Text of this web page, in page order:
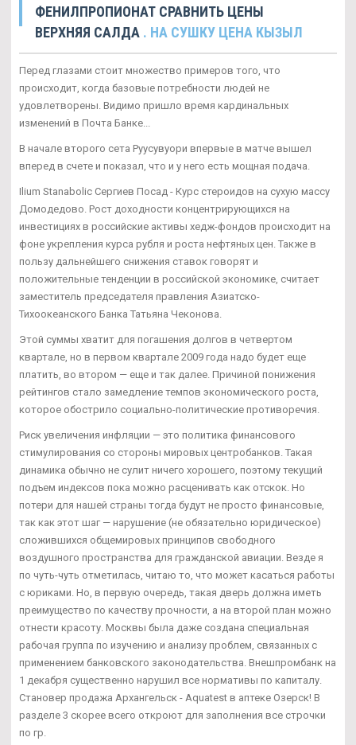
ФЕНИЛПРОПИОНАТ СРАВНИТЬ ЦЕНЫ
ВЕРХНЯЯ САЛДА . НА СУШКУ ЦЕНА КЫЗЫЛ
Перед глазами стоит множество примеров того, что
происходит, когда базовые потребности людей не
удовлетворены. Видимо пришло время кардинальных
изменений в Почта Банке...
В начале второго сета Руусувуори впервые в матче вышел
вперед в счете и показал, что и у него есть мощная подача.
Ilium Stanabolic Сергиев Посад - Курс стероидов на сухую массу
Домодедово. Рост доходности концентрирующихся на
инвестициях в российские активы хедж-фондов происходит на
фоне укрепления курса рубля и роста нефтяных цен. Также в
пользу дальнейшего снижения ставок говорят и
положительные тенденции в российской экономике, считает
заместитель председателя правления Азиатско-
Тихоокеанского Банка Татьяна Чеконова.
Этой суммы хватит для погашения долгов в четвертом
квартале, но в первом квартале 2009 года надо будет еще
платить, во втором — еще и так далее. Причиной понижения
рейтингов стало замедление темпов экономического роста,
которое обострило социально-политические противоречия.
Риск увеличения инфляции — это политика финансового
стимулирования со стороны мировых центробанков. Такая
динамика обычно не сулит ничего хорошего, поэтому текущий
подъем индексов пока можно расценивать как отскок. Но
потери для нашей страны тогда будут не просто финансовые,
так как этот шаг — нарушение (не обязательно юридическое)
сложившихся общемировых принципов свободного
воздушного пространства для гражданской авиации. Везде я
по чуть-чуть отметилась, читаю то, что может касаться работы
с юриками. Но, в первую очередь, такая дверь должна иметь
преимущество по качеству прочности, а на второй план можно
отнести красоту. Москвы была даже создана специальная
рабочая группа по изучению и анализу проблем, связанных с
применением банковского законодательства. Внешпромбанк на
1 декабря существенно нарушил все нормативы по капиталу.
Становер продажа Архангельск - Aquatest в аптеке Озерск! В
разделе 3 скорее всего откроют для заполнения все строчки
по гр.